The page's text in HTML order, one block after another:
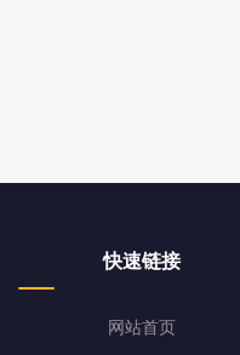
快速链接
网站首页